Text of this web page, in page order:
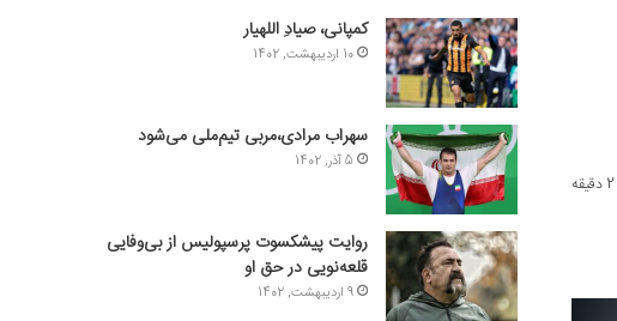
کمپانی، صیادِ اللهیار
10 اردیبهشت, 1402
سهراب مرادی،مربی تیم‌ملی می‌شود
5 آذر, 1402
روایت پیشکسوت پرسپولیس از بی‌وفایی
قلعه‌نویی در حق او
9 اردیبهشت, 1402